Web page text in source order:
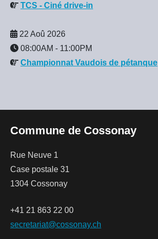
TCS - Ciné drive-in
22 Aoû 2026
08:00AM - 11:00PM
Championnat Vaudois de pétanque
Commune de Cossonay
Rue Neuve 1
Case postale 31
1304 Cossonay
+41 21 863 22 00
secretariat@cossonay.ch